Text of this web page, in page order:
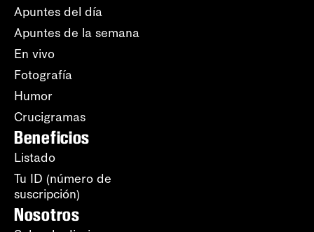
Apuntes del día
Apuntes de la semana
En vivo
Fotografía
Humor
Crucigramas
Beneficios
Listado
Tu ID (número de
suscripción)
Nosotros